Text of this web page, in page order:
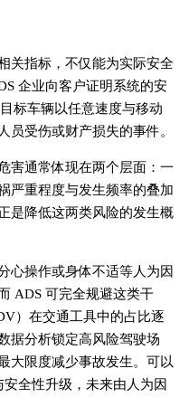
关指标，不仅能为实际安全
企业向客户证明系统的安
标车辆以任意速度与移动
员受伤或财产损失的事件。
害通常体现在两个层面：一
严重程度与发生频率的叠加
是降低这两类风险的发生概
心操作或身体不适等人为因
ADS 可完全规避这类干
）在交通工具中的占比逐
据分析锁定高风险驾驶场
大限度减少事故发生。可以
全性升级，未来由人为因